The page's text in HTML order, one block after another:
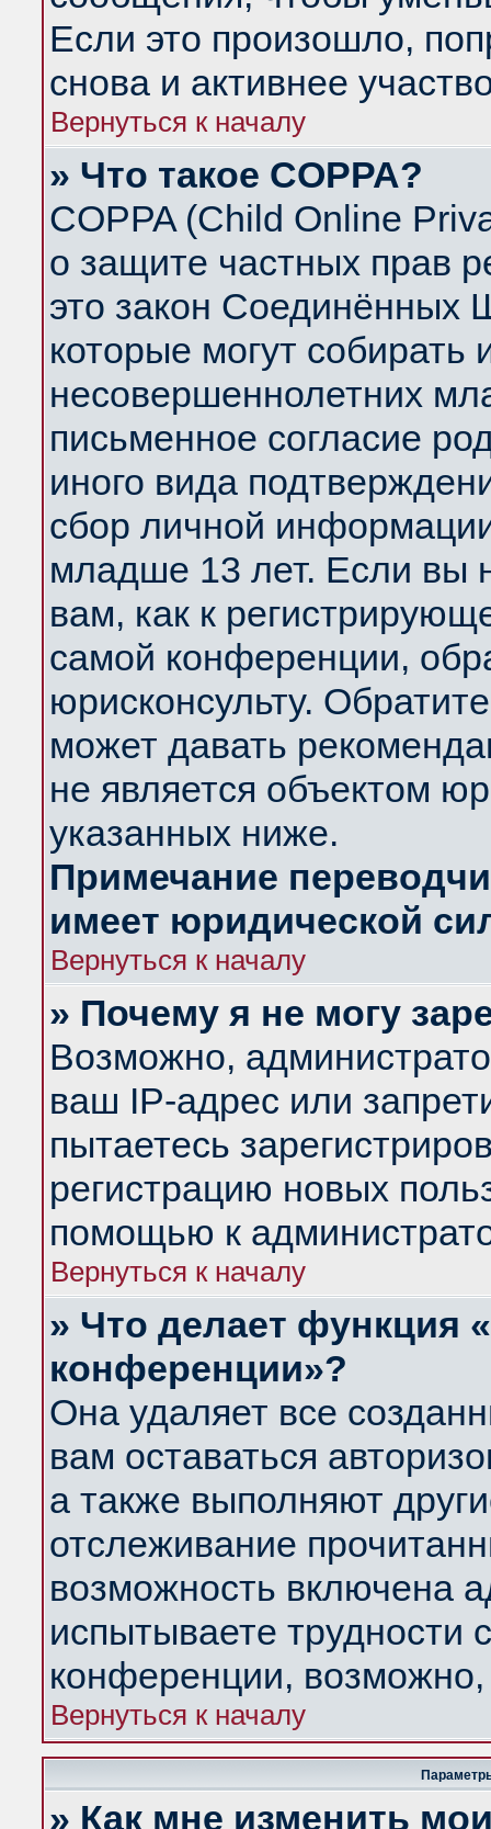
Если это произошло,
снова и активнее
Вернуться к началу
» Что такое COPPA?
COPPA (Child Online
о защите частных прав
это закон Соединённых
которые могут
несовершеннолетних
письменное согласие
иного вида
сбор личной
младше 13 лет. Если вы
вам, как к
самой конференции,
юрисконсульту.
может давать
не является объектом
указанных ниже.
Примечание
имеет юридической
Вернуться к началу
» Почему я не могу
Возможно,
ваш IP-адрес или
пытаетесь
регистрацию новых
помощью к
Вернуться к началу
» Что делает функция
конференции»?
Она удаляет все
вам оставаться
а также выполняют
отслеживание
возможность включена
испытываете трудности
конференции,
Вернуться к началу
» Как мне изменить